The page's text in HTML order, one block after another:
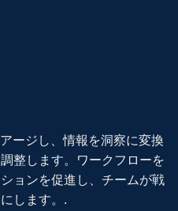
ージし、情報を洞察に変換
整します。ワークフローを
ョンを促進し、チームが戦
します。.